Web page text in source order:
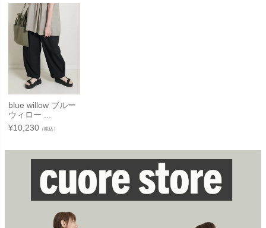
blue willow ブルー
ウィロー ...
¥10,230 （税込）